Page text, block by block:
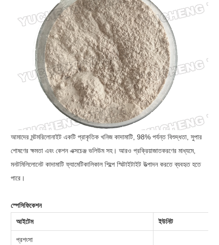
আমাদের মন্টমরিলোনাইট একটি প্রাকৃতিক খনিজ কাদামাটি, 98% পর্যন্ত বিশুদ্ধতা, সুপার
শোষণের ক্ষমতা এবং কেশন এক্সচেঞ্জ ভলিউম সহ। আরও প্রক্রিয়াজাতকরণের মাধ্যমে,
মনটমিলিলোনেট কাদামাটি ফ্যামেটিকালিকাল শিল্পে স্মিটাইটাইট উত্পাদন করতে ব্যবহৃত হতে
পারে।
স্পেসিফিকেশন
আইটেম ইউনিট
প্রশংসা